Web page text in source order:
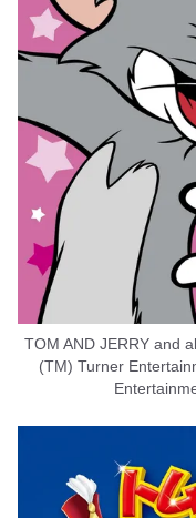
TOM AND JERRY and
(TM) Turner